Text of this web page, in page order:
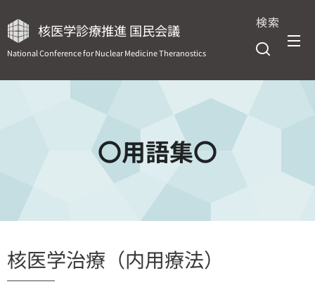
核医学診療推進 国民会議
National Conference for Nuclear Medicine Theranostics
検索
〇用語集〇
核医学治療（内用療法）